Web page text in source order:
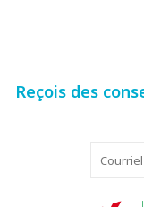
Conseils d' utilisation
- Rincer l'éponge
Reçois des